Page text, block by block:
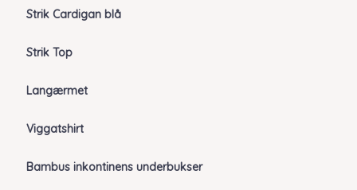
Strik Cardigan blå
Strik Top
Langærmet
Viggatshirt
Bambus inkontinens underbukser